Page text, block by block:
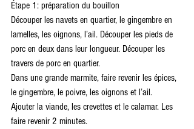
Étape 1: préparation du bouillon
Découper les navets en quartier, le gingembre en
lamelles, les oignons, l’ail. Découper les pieds de
porc en deux dans leur longueur. Découper les
travers de porc en quartier.
Dans une grande marmite, faire revenir les épices,
le gingembre, le poivre, les oignons et l’ail.
Ajouter la viande, les crevettes et le calamar. Les
faire revenir 2 minutes.